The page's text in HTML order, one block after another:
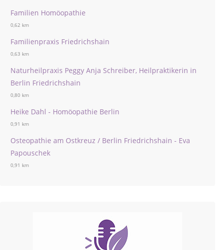
Familien Homöopathie
0,62 km
Familienpraxis Friedrichshain
0,63 km
Naturheilpraxis Peggy Anja Schreiber, Heilpraktikerin in
Berlin Friedrichshain
0,80 km
Heike Dahl - Homöopathie Berlin
0,91 km
Osteopathie am Ostkreuz / Berlin Friedrichshain - Eva
Papouschek
0,91 km